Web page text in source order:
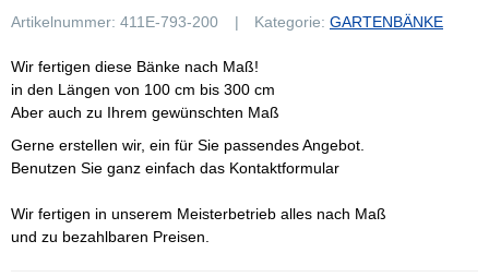
Artikelnummer: 411E-793-200 Kategorie: GARTENBÄNKE
Wir fertigen diese Bänke nach Maß!
in den Längen von 100 cm bis 300 cm
Aber auch zu Ihrem gewünschten Maß
Gerne erstellen wir, ein für Sie passendes Angebot.
Benutzen Sie ganz einfach das Kontaktformular
Wir fertigen in unserem Meisterbetrieb alles nach Maß
und zu bezahlbaren Preisen.